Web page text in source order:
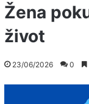
Žena
život
23/06/2026 0